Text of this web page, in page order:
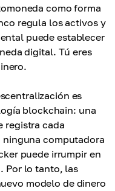
como forma
regula los activos y
puede establecer
digital. Tú eres
es
blockchain: una
registra cada
computadora
puede irrumpir en
Por lo tanto, las
modelo de dinero